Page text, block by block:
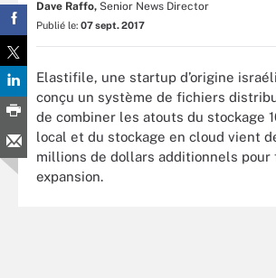
Dave Raffo, Senior News Director
Publié le: 07 sept. 2017
Elastifile, une startup d’origine
conçu un système de fichiers
de combiner les atouts du stockage
local et du stockage en cloud vient
millions de dollars additionnels pour
expansion.